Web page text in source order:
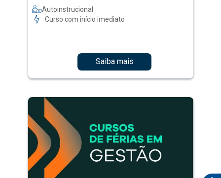
Autoinstrucional
Curso com início imediato
Saiba mais